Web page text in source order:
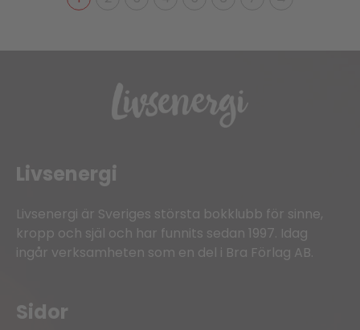
Livsenergi
Livsenergi är Sveriges största bokklubb för sinne,
kropp och själ och har funnits sedan 1997. Idag
ingår verksamheten som en del i Bra Förlag AB.
Sidor